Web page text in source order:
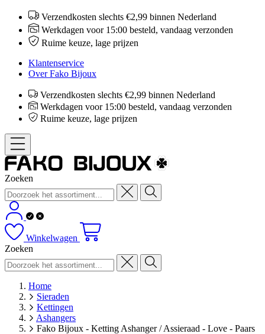
Verzendkosten slechts €2,99 binnen Nederland
Werkdagen voor 15:00 besteld, vandaag verzonden
Ruime keuze, lage prijzen
Klantenservice
Over Fako Bijoux
Verzendkosten slechts €2,99 binnen Nederland
Werkdagen voor 15:00 besteld, vandaag verzonden
Ruime keuze, lage prijzen
Zoeken
Winkelwagen
Zoeken
Home
Sieraden
Kettingen
Ashangers
Fako Bijoux - Ketting Ashanger / Assieraad - Love - Paars